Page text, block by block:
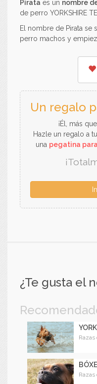
Pirata es un nombre
de perro YORKSHIRE
El nombre de Pirata se
perro machos y
Un regalo
¡Él, más
Hazle un regalo a
una pegatina
¿Te gusta el